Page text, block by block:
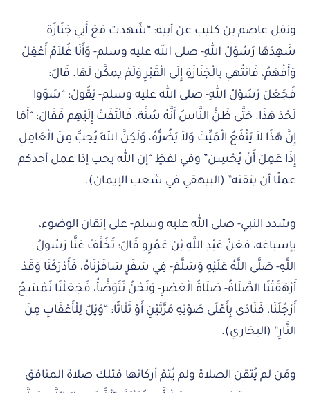
ونقل عاصم بن كليب عن أبيه: “شَهدت مَعَ أَبِي جَنَازَة
شَهِدَهَا رَسُوْلُ اللهِ- صلى الله عليه وسلم- وَأَنَا غُلاَمٌ أَعْقِلُ
وَأَفْهَمُ، فَانتُهي بِالْجَنَازَةِ إِلَى الْقَبْرِ وَلَمْ يمكَّن لَهَا. قَالَ:
فَجَعَلَ رَسُوْلُ اللهِ- صلى الله عليه وسلم- يَقُولُ: “سَوّوا
لَحْدَ هَذَا. حَتَّى ظَنَّ النَّاسُ أَنَّهُ سُنَّة، فَالْتَفَتَ إِلَيْهِم فَقَالَ: “أَمَا
إِنَّ هَذَا لاَ يَنْفَعُ الْمَيِّتَ وَلاَ يَضُرُّهُ، وَلَكِنَّ اللهَ يُحِبُّ مِنَ الْعَامِلِ
إِذَا عَمِلَ أَنْ يُحْسِن” وفي لفظٍ “إن الله يحب إذا عمل أحدكم
عملًا أن يتقنه” (البيهقي في شعب الإيمان).
وشدد النبي- صلى الله عليه وسلم- على إتقان الوضوء،
بإسباغه، فعَنْ عَبْدِ اللَّهِ بْنِ عَمْرٍو قَالَ: تَخَلَّفَ عَنَّا رَسُولُ
اللَّهِ- صَلَّى اللَّهُ عَلَيْهِ وَسَلَّمَ- فِي سَفَرٍ سَافَرْنَاهُ، فَأَدْرَكَنَا وَقَدْ
أَرْهَقَتْنَا الصَّلَاةُ- صَلَاةُ الْعَصْرِ- وَنَحْنُ نَتَوَضَّأُ، فَجَعَلْنَا نَمْسَحُ
أَرْجُلَنَا، فَنَادَى بِأَعْلَى صَوْتِهِ مَرَّتَيْنِ أَوْ ثَلَاثًا: “وَيْلٌ لِلْأَعْقَابِ مِنَ
النَّارِ” (البخاري).
ومَن لم يُتقن الصلاة ولم يُتمّ أركانها فتلك صلاة المنافق